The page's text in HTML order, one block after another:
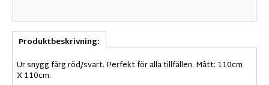
Produktbeskrivning:
Ur snygg färg röd/svart. Perfekt för alla tillfällen. Mått: 110cm
X 110cm.